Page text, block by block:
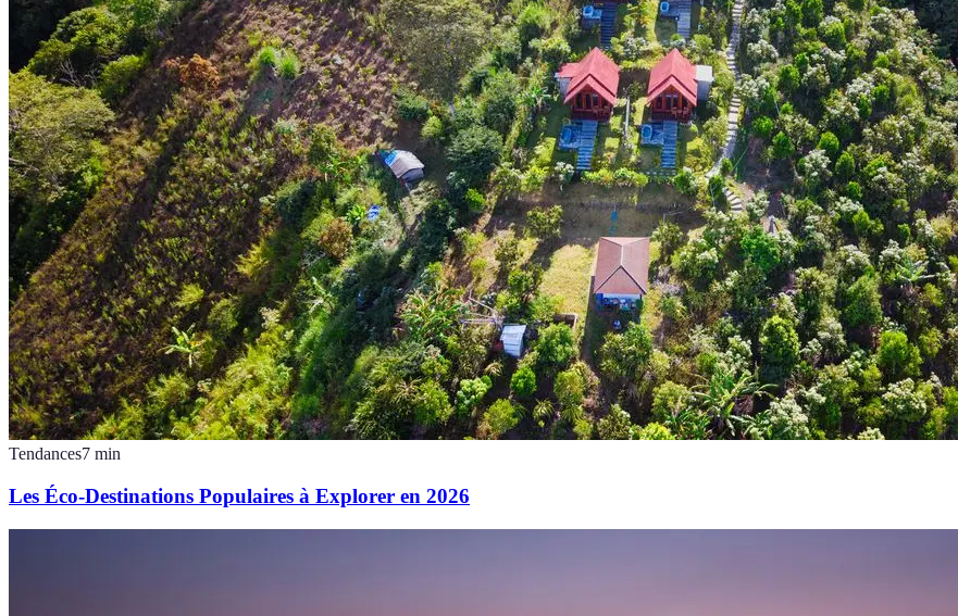
Tendances7 min
Les Éco-Destinations Populaires à Explorer en 2026